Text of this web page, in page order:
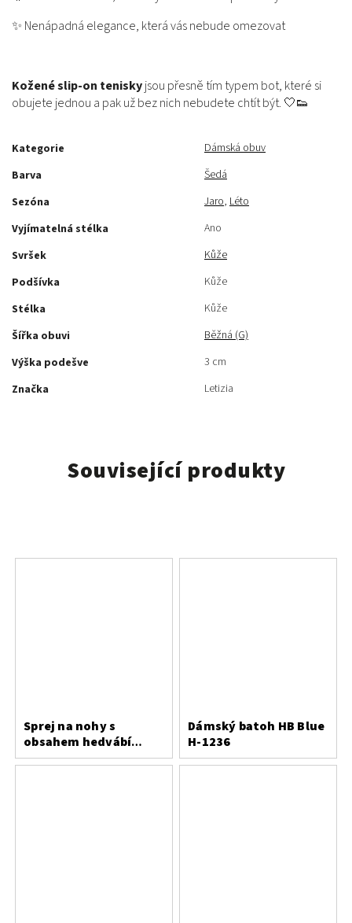
✨ Nenápadná elegance, která vás nebude omezovat
Kožené slip-on teniskyjsou přesně tím typem bot, které si
obujete jednou a pak už bez nich nebudete chtít být. 🤍👟
Kategorie
Dámská obuv
Barva
Šedá
Sezóna
Jaro, Léto
Vyjímatelná stélka
Ano
Svršek
Kůže
Podšívka
Kůže
Stélka
Kůže
Šířka obuvi
Běžná (G)
Výška podešve
3 cm
Značka
Letizia
Související produkty
Sprej na nohy s
obsahem hedvábí
Bergal
Dámský batoh HB Blue
H-1236